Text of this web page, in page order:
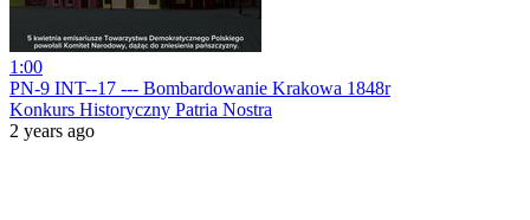
1:00
PN-9 INT--17 --- Bombardowanie Krakowa 1848r
Konkurs Historyczny Patria Nostra
2 years ago